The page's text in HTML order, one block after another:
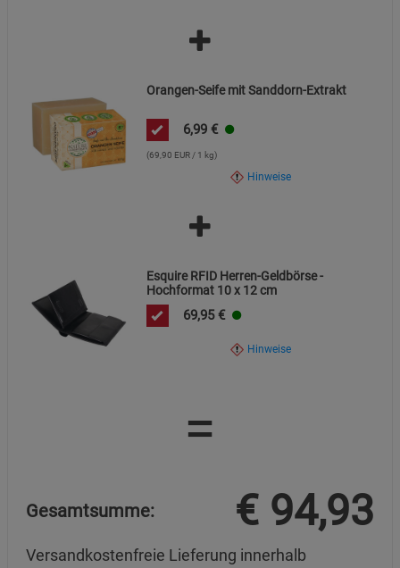
Orangen-Seife mit Sanddorn-Extrakt
6,99 €
(69,90 EUR / 1 kg)
Hinweise
Esquire RFID Herren-Geldbörse -
Hochformat 10 x 12 cm
69,95 €
Hinweise
=
Gesamtsumme: € 94,93
Versandkostenfreie Lieferung innerhalb
Cookie-Informationen
Marketing Cookies (3) Marketing Cookies
Beschreibung Marketing Cookies
Cookie-Informationen
Datenschutzerklärung